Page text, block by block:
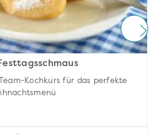
Kochkurs für das perfekte